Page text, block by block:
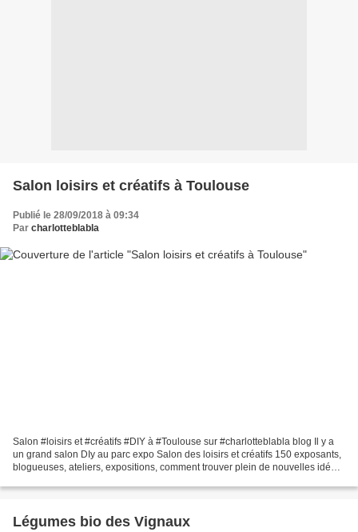
Salon loisirs et créatifs à Toulouse
Publié le 28/09/2018 à 09:34
Par charlotteblabla
Salon #loisirs et #créatifs #DIY à #Toulouse sur #charlotteblabla blog Il y a
un grand salon DIy au parc expo Salon des loisirs et créatifs 150 exposants,
blogueuses, ateliers, expositions, comment trouver plein de nouvelles idées,
Légumes bio des Vignaux